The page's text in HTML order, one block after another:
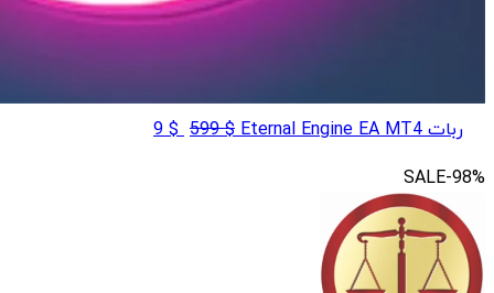
ربات Eternal Engine EA MT4 $
599
قیمت
$
9 قیمت
SALE-98%